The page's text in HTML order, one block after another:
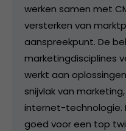
werken samen met
versterken van
aanspreekpunt. De
marketingdisciplines
werkt aan
snijvlak van
internet-technologie.
goed voor een top